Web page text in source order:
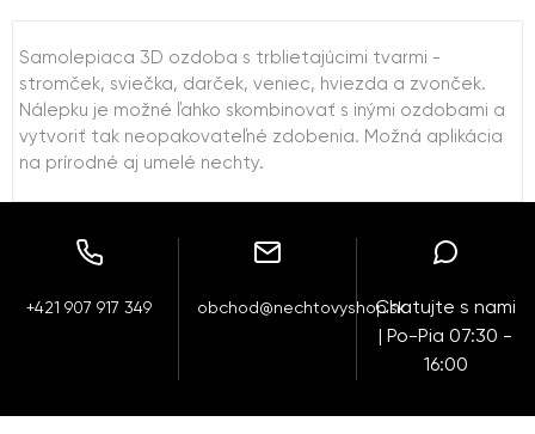
Samolepiaca 3D ozdoba s trblietajúcimi tvarmi -
stromček, sviečka, darček, veniec, hviezda a zvonček.
Nálepku je možné ľahko skombinovať s inými ozdobami a
vytvoriť tak neopakovateľné zdobenia. Možná aplikácia
na prírodné aj umelé nechty.
+421 907 917 349 obchod@nechtovyshop.skChatujte s nami
| Po-Pia 07:30 -
16:00